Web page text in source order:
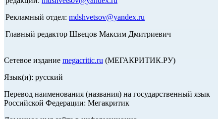
Рекламный отдел: mdshvetsov@yandex.ru
Главный редактор Швецов Максим Дмитриевич
Сетевое издание megacritic.ru (МЕГАКРИТИК.РУ)
Язык(и): русский
Перевод наименования (названия) на государственный язык
Российской Федерации: Мегакритик